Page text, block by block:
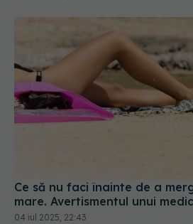
Ce să nu faci înainte de a
mare. Avertismentul unui
04 iul 2025, 22:43